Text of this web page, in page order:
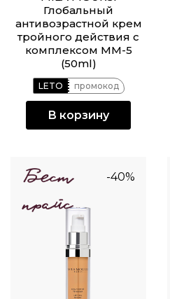
Глобальный
антивозрастной крем
тройного действия с
комплексом ММ-5
(50ml)
LETO промокод
В корзину
-40%